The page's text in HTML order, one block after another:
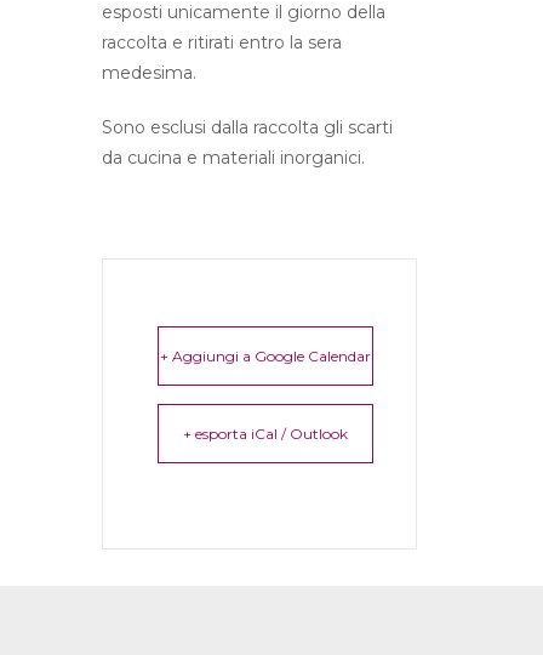
esposti unicamente il giorno della
raccolta e ritirati entro la sera
medesima.
Sono esclusi dalla raccolta gli scarti
da cucina e materiali inorganici.
+ Aggiungi a Google Calendar
+ esporta iCal / Outlook